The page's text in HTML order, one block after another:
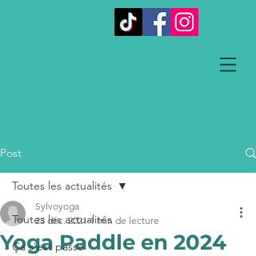
Post
Toutes les actualités
Ça s'est passé
Toutes les actualités
Yoga Paddle en 2024
Sylvoyoga
23 déc. 2021 1 min de lecture